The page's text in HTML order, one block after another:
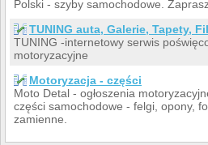
Polski - szyby samochodowe.
TUNING auta, Galerie, Tapety,
TUNING -internetowy serwis
motoryzacyjne
Motoryzacja - części
Moto Detal - ogłoszenia
części samochodowe - felgi, opony,
zamienne.